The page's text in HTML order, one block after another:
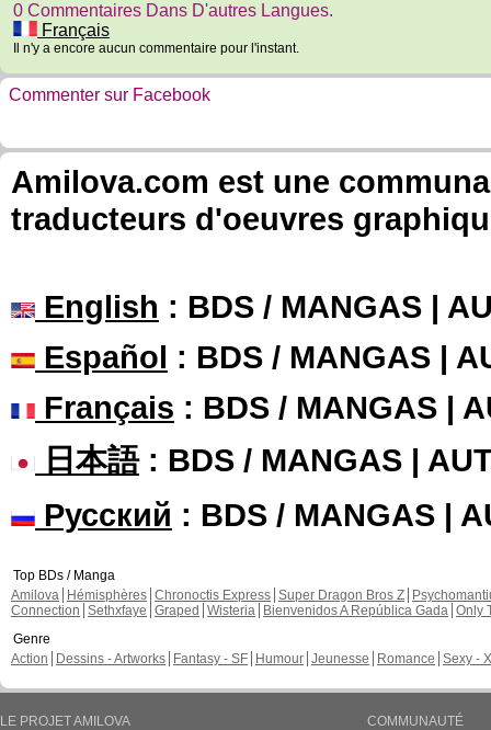
0 Commentaires Dans D'autres Langues.
Français
Il n'y a encore aucun commentaire pour l'instant.
Commenter sur Facebook
Amilova.com est une
traducteurs d'oeuvres
English : BDS / MANGAS |
Español : BDS / MANGAS |
Français : BDS / MANGAS |
日本語: BDS / MANGAS |
Русский : BDS / MANGAS |
Top BDs / Manga
Amilova
Hémisphères Chronoctis Express Super Dragon Bros Z
Connection Sethxfaye Graped Wisteria Bienvenidos A República Gada Only
Genre
Action
Dessins - Artworks Fantasy - SF Humour Jeunesse Romance Sexy -
LE PROJET AMILOVA
COMMUNAUTÉ